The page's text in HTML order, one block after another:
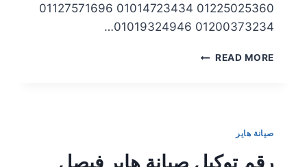
01225025360 01014723434 01127571696
01200373234 01019324946…
READ MORE
صيانة هاير
رقم توكيل صيانة هاير فيصل